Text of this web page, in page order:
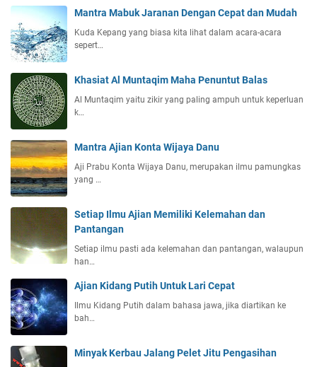
Mantra Mabuk Jaranan Dengan Cepat dan Mudah
Kuda Kepang yang biasa kita lihat dalam acara-acara
sepert…
Khasiat Al Muntaqim Maha Penuntut Balas
Al Muntaqim yaitu zikir yang paling ampuh untuk keperluan
k…
Mantra Ajian Konta Wijaya Danu
Aji Prabu Konta Wijaya Danu, merupakan ilmu pamungkas
yang …
Setiap Ilmu Ajian Memiliki Kelemahan dan
Pantangan
Setiap ilmu pasti ada kelemahan dan pantangan, walaupun
han…
Ajian Kidang Putih Untuk Lari Cepat
Ilmu Kidang Putih dalam bahasa jawa, jika diartikan ke
bah…
Minyak Kerbau Jalang Pelet Jitu Pengasihan